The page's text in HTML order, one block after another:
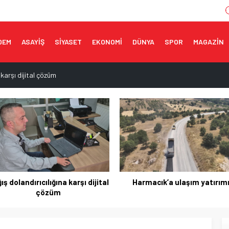
ASAYİŞ SİYASET EKONOMİ DÜNYA SPOR MAGAZİN
karşı dijital çözüm
ortak adım
yaşatıldı
orman yangını!
Harmacık’a ulaşım yatırımı
Gençlerin geleceği için ortak